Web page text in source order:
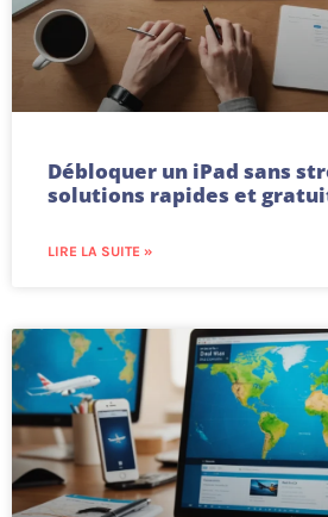
Débloquer un iPad sans
solutions rapides et
LIRE LA SUITE »